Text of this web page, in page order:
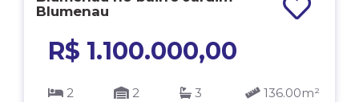
Blumenau
R$ 1.100.000,00
2 2 3 136.00m²